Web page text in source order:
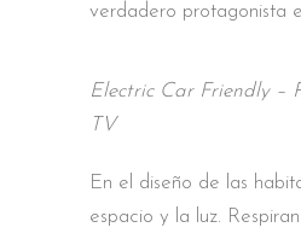
verdadero protagonista
Electric Car Friendly –
TV
En el diseño de las
espacio y la luz.